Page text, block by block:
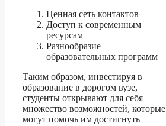
Ценная сеть контактов
Доступ к современным
ресурсам
Разнообразие
образовательных программ
Таким образом, инвестируя в
образование в дорогом вузе,
студенты открывают для себя
множество возможностей, которые
могут помочь им достигнуть